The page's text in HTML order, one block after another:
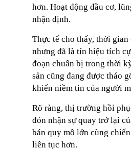
hơn. Hoạt động đầu cơ,
nhận định.
Thực tế cho thấy, thời
nhưng đã là tín hiệu tích
đoạn chuẩn bị trong thời
sản cũng đang được tháo
khiến niềm tin của người
Rõ ràng, thị trường hồi
đón nhận sự quay trở lại
bán quy mô lớn cùng
liên tục hơn.